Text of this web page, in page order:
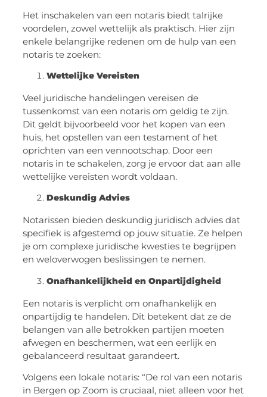
Het inschakelen van een notaris biedt talrijke
voordelen, zowel wettelijk als praktisch. Hier zijn
enkele belangrijke redenen om de hulp van een
notaris te zoeken:
Wettelijke Vereisten
Veel juridische handelingen vereisen de
tussenkomst van een notaris om geldig te zijn.
Dit geldt bijvoorbeeld voor het kopen van een
huis, het opstellen van een testament of het
oprichten van een vennootschap. Door een
notaris in te schakelen, zorg je ervoor dat aan alle
wettelijke vereisten wordt voldaan.
Deskundig Advies
Notarissen bieden deskundig juridisch advies dat
specifiek is afgestemd op jouw situatie. Ze helpen
je om complexe juridische kwesties te begrijpen
en weloverwogen beslissingen te nemen.
Onafhankelijkheid en Onpartijdigheid
Een notaris is verplicht om onafhankelijk en
onpartijdig te handelen. Dit betekent dat ze de
belangen van alle betrokken partijen moeten
afwegen en beschermen, wat een eerlijk en
gebalanceerd resultaat garandeert.
Volgens een lokale notaris: “De rol van een notaris
in Bergen op Zoom is cruciaal, niet alleen voor het